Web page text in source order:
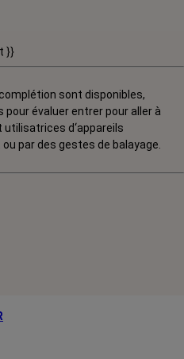
}}
sont disponibles,
évaluer entrer pour aller à
utilisatrices d‘appareils
par des gestes de balayage.